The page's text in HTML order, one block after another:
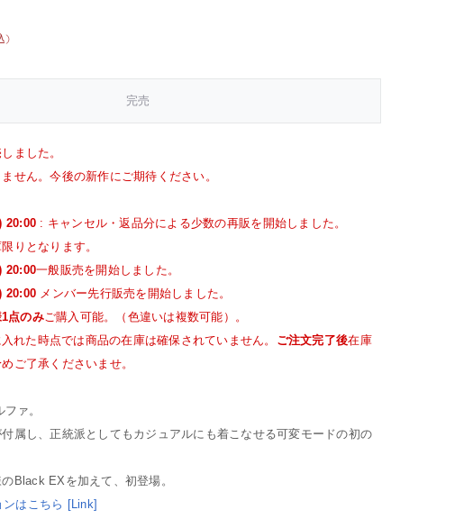
)
完売
ました。
せん。今後の新作にご期待ください。
20:00 : キャンセル・返品分による少数の再販を開始しました。
りとなります。
20:00一般販売を開始しました。
20:00 メンバー先行販売を開始しました。
点のみご購入可能。（色違いは複数可能）。
れた時点では商品の在庫は確保されていません。 ご注文完了後在庫
ご了承くださいませ。
ァ。
属し、正統派としてもカジュアルにも着こなせる可変モードの初の
Black EXを加えて、初登場。
はこちら [Link]